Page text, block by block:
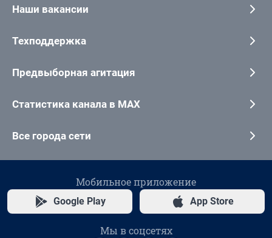
Наши вакансии
Техподдержка
Предвыборная агитация
Статистика канала в MAX
Все города сети
Мобильное приложение
Google Play App Store
Мы в соцсетях